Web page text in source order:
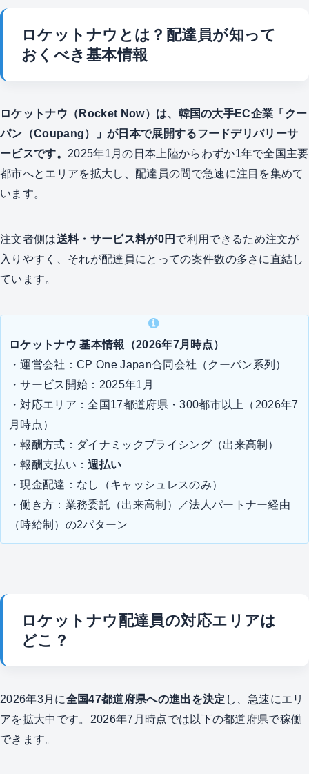
ロケットナウとは？配達員が知って
おくべき基本情報
ロケットナウ（Rocket Now）は、韓国の大手EC企業「クー
パン（Coupang）」が日本で展開するフードデリバリーサ
ービスです。 2025年1月の日本上陸からわずか1年で全国主要
都市へとエリアを拡大し、配達員の間で急速に注目を集めて
います。
注文者側は送料・サービス料が0円 で利用できるため注文が
入りやすく、それが配達員にとっての案件数の多さに直結し
ています。
ロケットナウ 基本情報（2026年7月時点）
・運営会社：CP One Japan合同会社（クーパン系列）
・サービス開始：2025年1月
・対応エリア：全国17都道府県・300都市以上（2026年7
月時点）
・報酬方式：ダイナミックプライシング（出来高制）
・報酬支払い：週払い
・現金配達：なし（キャッシュレスのみ）
・働き方：業務委託（出来高制）／法人パートナー経由
（時給制）の2パターン
ロケットナウ配達員の対応エリアは
どこ？
2026年3月に全国47都道府県への進出を決定 し、急速にエリ
アを拡大中です。2026年7月時点では以下の都道府県で稼働
できます。